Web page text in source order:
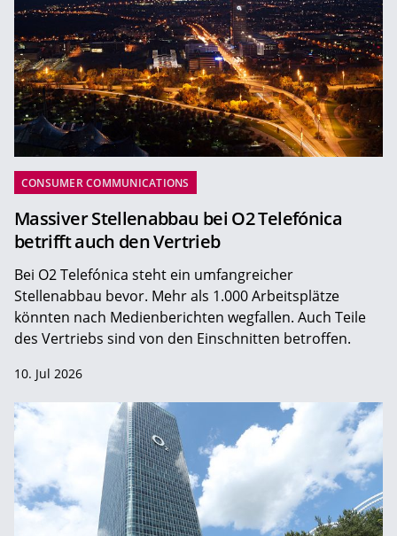
CONSUMER COMMUNICATIONS
Massiver Stellenabbau bei O2 Telefónica
betrifft auch den Vertrieb
Bei O2 Telefónica steht ein umfangreicher
Stellenabbau bevor. Mehr als 1.000 Arbeitsplätze
könnten nach Medienberichten wegfallen. Auch Teile
des Vertriebs sind von den Einschnitten betroffen.
10. Jul 2026